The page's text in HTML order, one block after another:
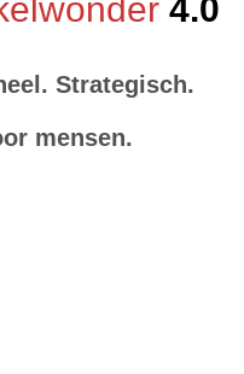
4.0
Strategisch.
mensen.